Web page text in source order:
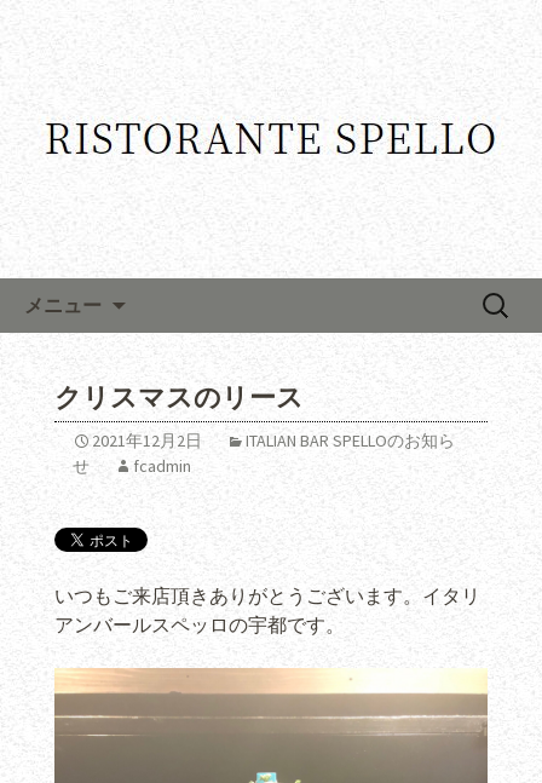
メニュー
検
クリスマスのリース
2021年12月2日
ITALIAN BAR SPELLOのお知ら
せ
fcadmin
いつもご来店頂きありがとうございます。イタリ
アンバールスペッロの宇都です。